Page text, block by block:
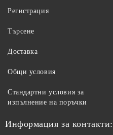
Регистрация
Търсене
Доставка
Общи условия
Стандартни условия за
изпълнение на поръчки
Информация за контакти: